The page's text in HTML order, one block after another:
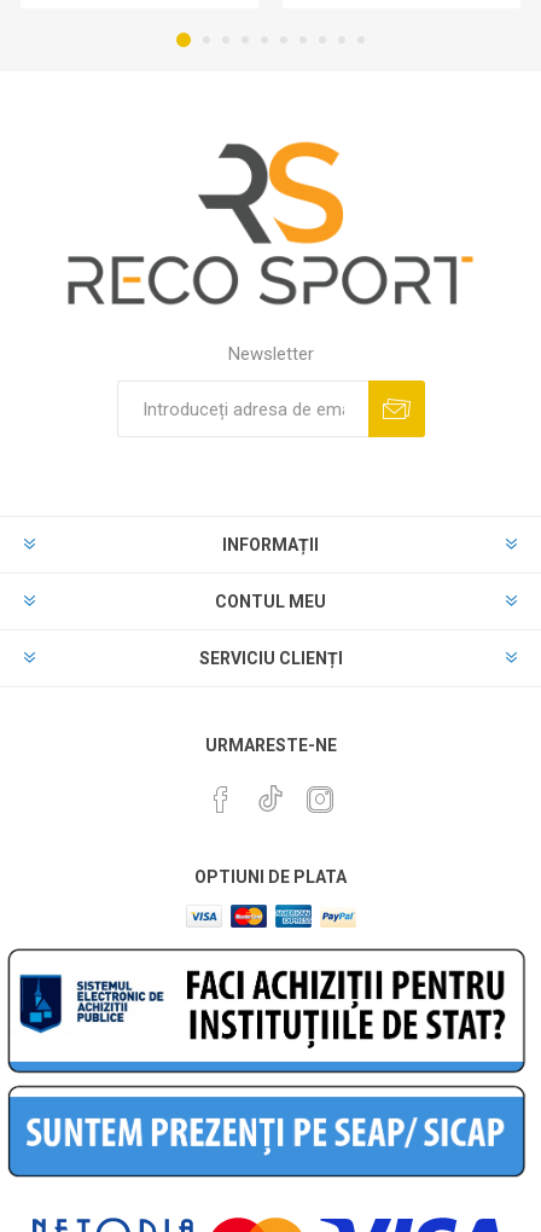
Newsletter
INFORMAȚII
CONTUL MEU
SERVICIU CLIENȚI
URMARESTE-NE
OPTIUNI DE PLATA